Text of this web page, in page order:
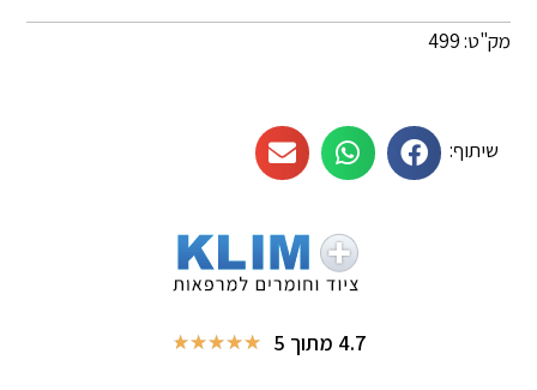
מק"ט: 499
שיתוף:
4.7 מתוך 5 ★
★
★
★
★